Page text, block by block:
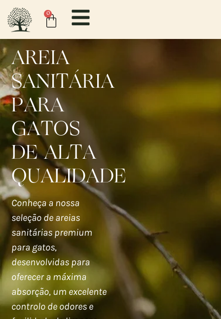
0
AREIA
SANITÁRIA
PARA
GATOS
DE ALTA
QUALIDADE
Conheça a nossa
seleção de areias
sanitárias premium
para gatos,
desenvolvidas para
oferecer a máxima
absorção, um excelente
controlo de odores e